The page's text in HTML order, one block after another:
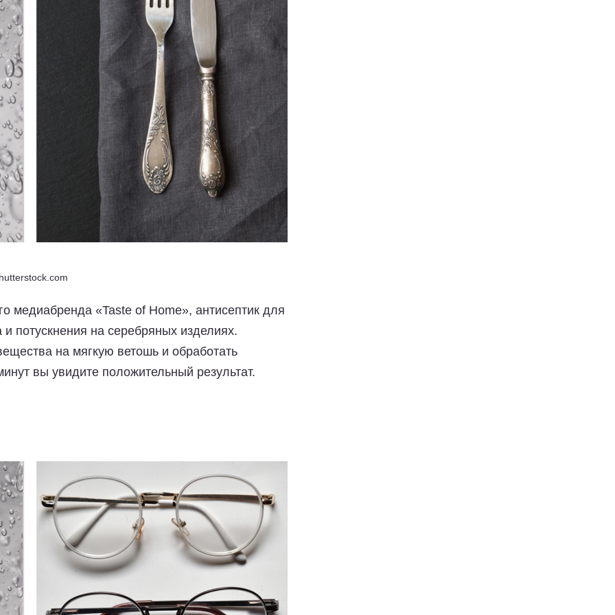
медиабренда «Taste of Home», антисептик для
потускнения на серебряных изделиях.
на мягкую ветошь и обработать
вы увидите положительный результат.